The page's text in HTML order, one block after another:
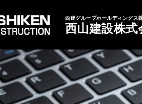
西建グループホールディングス
西山建設株式